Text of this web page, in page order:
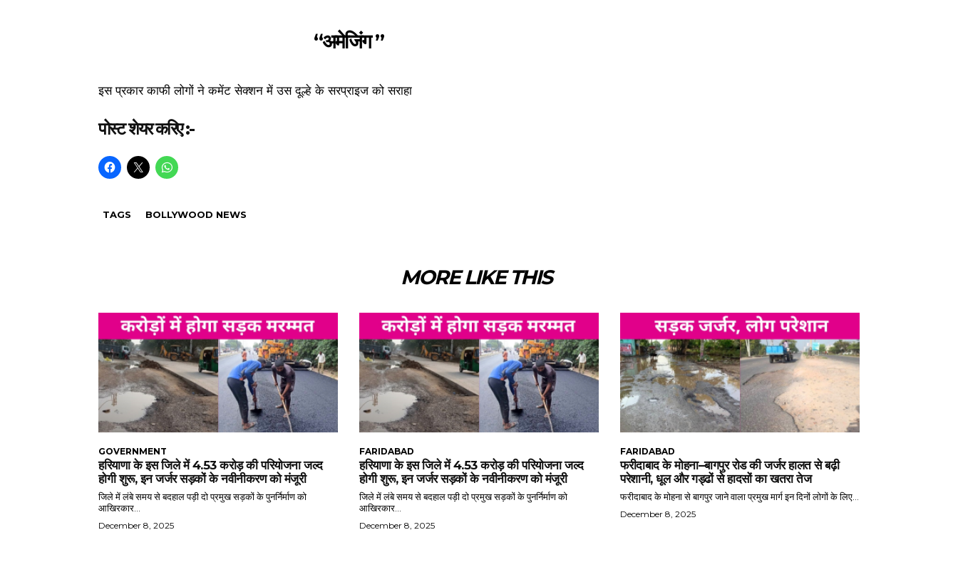
“अमेजिंग ”
इस प्रकार काफी लोगों ने कमेंट सेक्शन में उस दूल्हे के सरप्राइज को सराहा
पोस्ट शेयर करिए :-
TAGS BOLLYWOOD NEWS
MORE LIKE THIS
GOVERNMENT
हरियाणा के इस जिले में 4.53 करोड़ की परियोजना जल्द
होगी शुरू, इन जर्जर सड़कों के नवीनीकरण को मंजूरी
जिले में लंबे समय से बदहाल पड़ी दो प्रमुख सड़कों के पुनर्निर्माण को
आखिरकार...
December 8, 2025
FARIDABAD
हरियाणा के इस जिले में 4.53 करोड़ की परियोजना जल्द
होगी शुरू, इन जर्जर सड़कों के नवीनीकरण को मंजूरी
जिले में लंबे समय से बदहाल पड़ी दो प्रमुख सड़कों के पुनर्निर्माण को
आखिरकार...
December 8, 2025
FARIDABAD
फरीदाबाद के मोहना–बागपुर रोड की जर्जर हालत से बढ़ी
परेशानी, धूल और गड्ढों से हादसों का खतरा तेज
फरीदाबाद के मोहना से बागपुर जाने वाला प्रमुख मार्ग इन दिनों लोगों के लिए...
December 8, 2025